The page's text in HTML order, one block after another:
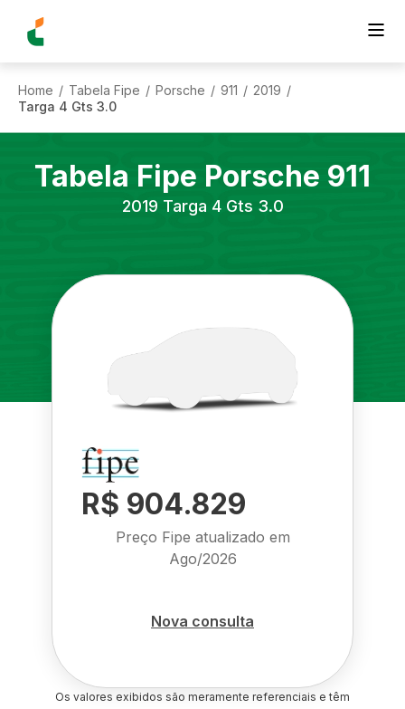
Home / Tabela Fipe / Porsche / 911 / 2019 /
Targa 4 Gts 3.0
Tabela Fipe Porsche 911
2019 Targa 4 Gts 3.0
R$ 904.829
Preço Fipe atualizado em
Ago/2026
Nova consulta
Os valores exibidos são meramente referenciais e têm